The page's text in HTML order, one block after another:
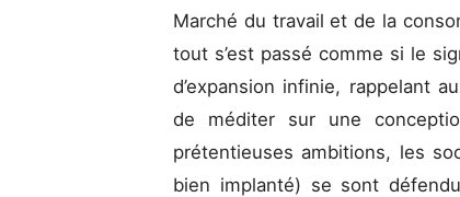
Marché du travail et de la
tout s’est passé comme si le
d’expansion infinie, rappelant
de méditer sur une
prétentieuses ambitions, les
bien implanté) se sont